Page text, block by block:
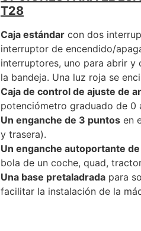
T28
Caja estándarcon dos
interruptor de encendido/
interruptores, uno para abrir
la bandeja. Una luz roja se
Caja de control de ajuste de
potenciómetro graduado de 0
Un enganche de 3 puntosen
y trasera).
Un enganche autoportante
bola de un coche, quad,
Una base pretaladradapara
facilitar la instalación de la